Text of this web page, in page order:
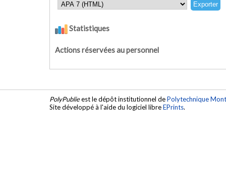
Statistiques
Actions réservées au personnel
PolyPublieest le dépôt institutionnel dePolytechnique
Site développé à l'aide du logiciel libreEPrints.